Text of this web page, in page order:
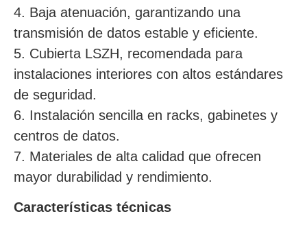
4. Baja atenuación, garantizando una
transmisión de datos estable y eficiente.
5. Cubierta LSZH, recomendada para
instalaciones interiores con altos estándares
de seguridad.
6. Instalación sencilla en racks, gabinetes y
centros de datos.
7. Materiales de alta calidad que ofrecen
mayor durabilidad y rendimiento.
Características técnicas